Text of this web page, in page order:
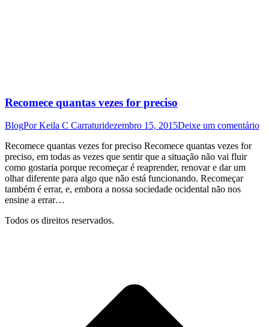
Recomece quantas vezes for preciso
BlogPorKeila C Carraturidezembro 15, 2015Deixe um comentário
Recomece quantas vezes for preciso Recomece quantas vezes for
preciso, em todas as vezes que sentir que a situação não vai fluir
como gostaria porque recomeçar é reaprender, renovar e dar um
olhar diferente para algo que não está funcionando. Recomeçar
também é errar, e, embora a nossa sociedade ocidental não nos
ensine a errar…
Todos os direitos reservados.